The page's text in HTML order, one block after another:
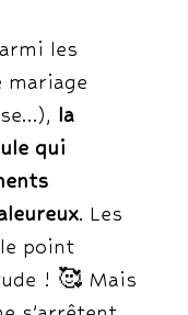
les
mariage
la
qui
. Les
point
! 🥰 Mais